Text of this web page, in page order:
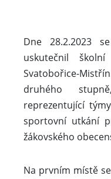
Dne 28.2.2023
uskutečnil
Svatobořice-
druhého
reprezentující
sportovní utkání
žákovského
Na prvním místě